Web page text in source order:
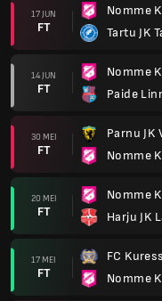
17 JUN
FT
Nomme
Tartu JK
14 JUN
FT
Nomme
Paide
30 MEI
FT
Parnu JK
Nomme
20 MEI
FT
Nomme
Harju JK
17 MEI
FT
FC
Nomme